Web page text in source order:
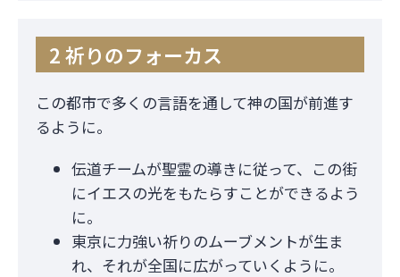
2 祈りのフォーカス
この都市で多くの言語を通して神の国が前進す
るように。
伝道チームが聖霊の導きに従って、この街
にイエスの光をもたらすことができるよう
に。
東京に力強い祈りのムーブメントが生ま
れ、それが全国に広がっていくように。